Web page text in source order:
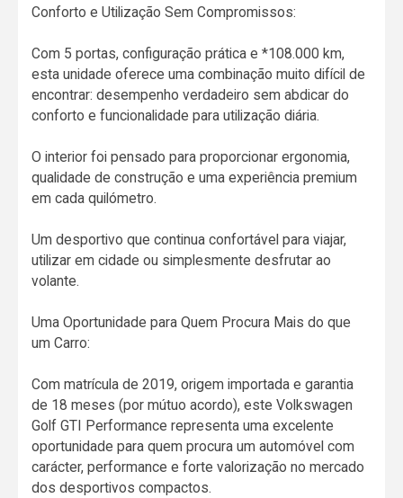
Conforto e Utilização Sem Compromissos:
Com 5 portas, configuração prática e *108.000 km,
esta unidade oferece uma combinação muito difícil de
encontrar: desempenho verdadeiro sem abdicar do
conforto e funcionalidade para utilização diária.
O interior foi pensado para proporcionar ergonomia,
qualidade de construção e uma experiência premium
em cada quilómetro.
Um desportivo que continua confortável para viajar,
utilizar em cidade ou simplesmente desfrutar ao
volante.
Uma Oportunidade para Quem Procura Mais do que
um Carro:
Com matrícula de 2019, origem importada e garantia
de 18 meses (por mútuo acordo), este Volkswagen
Golf GTI Performance representa uma excelente
oportunidade para quem procura um automóvel com
carácter, performance e forte valorização no mercado
dos desportivos compactos.